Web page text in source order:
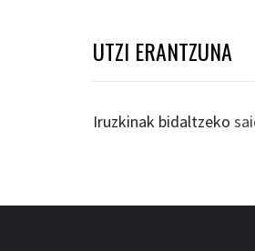
UTZI ERANTZUNA
Iruzkinak bidaltzeko